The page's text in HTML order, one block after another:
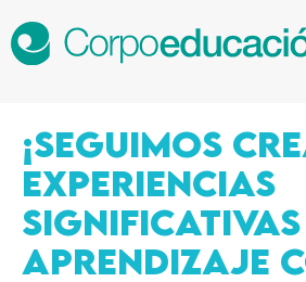
¡SEGUIMOS
EXPERIENCIAS
APRENDIZAJE